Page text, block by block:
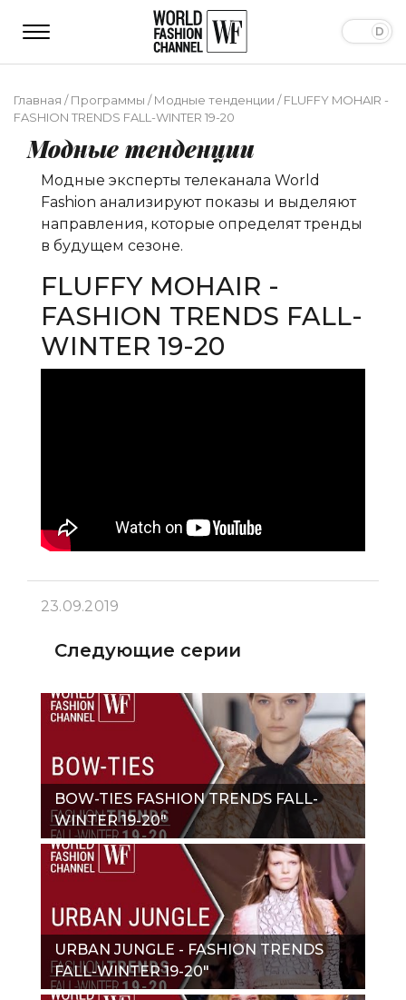
Главная /Программы /Модные тенденции /FLUFFY MOHAIR -
FASHION TRENDS FALL-WINTER 19-20
Модные тенденции
Модные эксперты телеканала World
Fashion анализируют показы и выделяют
направления, которые определят тренды
в будущем сезоне.
FLUFFY MOHAIR -
FASHION TRENDS FALL-
WINTER 19-20
23.09.2019
Следующие серии
BOW-TIES FASHION TRENDS FALL-
WINTER 19-20"
URBAN JUNGLE - FASHION TRENDS
FALL-WINTER 19-20"